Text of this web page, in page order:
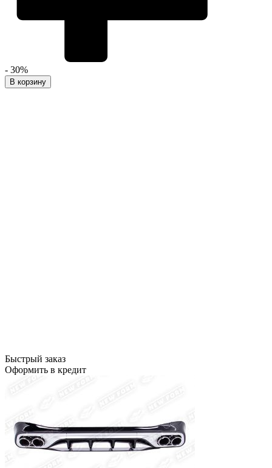
- 30%
В корзину
Быстрый заказ
Оформить в кредит